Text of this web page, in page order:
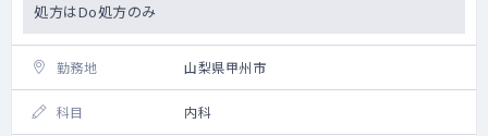
処方はDo処方のみ
勤務地 山梨県甲州市
科目 内科